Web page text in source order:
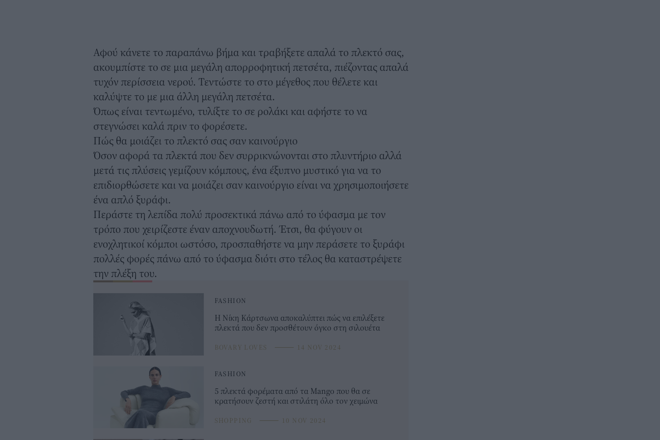
Αφού κάνετε το παραπάνω βήμα και τραβήξετε απαλά το πλεκτό σας,
ακουμπίστε το σε μια μεγάλη απορροφητική πετσέτα, πιέζοντας απαλά
τυχόν περίσσεια νερού. Τεντώστε το στο μέγεθος που θέλετε και
καλύψτε το με μια άλλη μεγάλη πετσέτα.
Όπως είναι τεντωμένο, τυλίξτε το σε ρολάκι και αφήστε το να
στεγνώσει καλά πριν το φορέσετε.
Πώς θα μοιάζει το πλεκτό σας σαν καινούργιο
Όσον αφορά τα πλεκτά που δεν συρρικνώνονται στο πλυντήριο αλλά
μετά τις πλύσειςγεμίζουν κόμπους, ένα έξυπνο μυστικό για να το
επιδιορθώσετε και να μοιάζει σαν καινούργιο είναι να χρησιμοποιήσετε
ένα απλό ξυράφι.
Περάστε τη λεπίδα πολύ προσεκτικά πάνω από το ύφασμα με τον
τρόπο που χειρίζεστε έναν αποχνουδωτή. Έτσι, θα φύγουν οι
ενοχλητικοί κόμποι ωστόσο, προσπαθήστε να μην περάσετε το ξυράφι
πολλές φορές πάνω από το ύφασμα διότι στο τέλος θα καταστρέψετε
την πλέξη του.
FASHION
Η Νίκη Κάρτσωνα αποκαλύπτει πώς να επιλέξετε
πλεκτά που δεν προσθέτουν όγκο στη σιλουέτα
BOVARY LOVES ⸻ 14 NOV 2024
FASHION
5 πλεκτά φορέματα από τα Mango που θα σε
κρατήσουν ζεστή και στιλάτη όλο τον χειμώνα
SHOPPING ⸻ 10 NOV 2024